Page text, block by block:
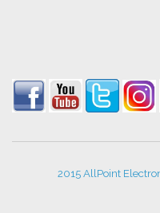
2015 AllPoint